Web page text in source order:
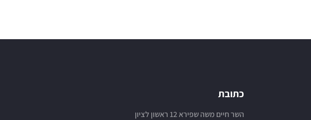
כתובת
השר חיים משה שפירא 12 ראשון לציון